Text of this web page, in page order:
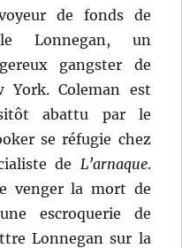
de fonds de
Lonnegan, un
gangster de
York. Coleman est
abattu par le
se réfugie chez
de L’arnaque.
venger la mort de
escroquerie de
Lonnegan sur la